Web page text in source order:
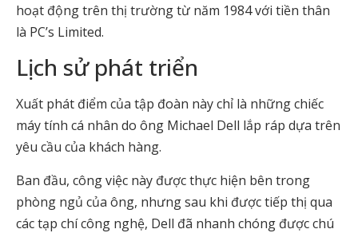
hoạt động trên thị trường từ năm 1984 với tiền thân
là PC’s Limited.
Lịch sử phát triển
Xuất phát điểm của tập đoàn này chỉ là những chiếc
máy tính cá nhân do ông Michael Dell lắp ráp dựa trên
yêu cầu của khách hàng.
Ban đầu, công việc này được thực hiện bên trong
phòng ngủ của ông, nhưng sau khi được tiếp thị qua
các tạp chí công nghệ, Dell đã nhanh chóng được chú